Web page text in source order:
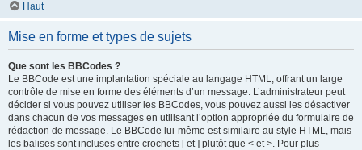
Haut
Mise en forme et types de sujets
Que sont les BBCodes ?
Le BBCode est une implantation spéciale au langage HTML, offrant un large
contrôle de mise en forme des éléments d’un message. L’administrateur peut
décider si vous pouvez utiliser les BBCodes, vous pouvez aussi les désactiver
dans chacun de vos messages en utilisant l’option appropriée du formulaire de
rédaction de message. Le BBCode lui-même est similaire au style HTML, mais
les balises sont incluses entre crochets [ et ] plutôt que < et >. Pour plus